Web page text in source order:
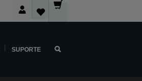
SUPORTE